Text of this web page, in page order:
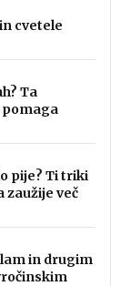
cvetele
Ta
pije? Ti triki
zaužije več
in drugim